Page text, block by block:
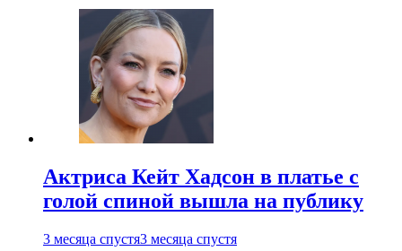
Актриса Кейт Хадсон в платье с
голой спиной вышла на публику
3 месяца спустя3 месяца спустя